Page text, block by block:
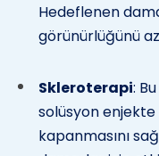
Hedeflenen
görünürlüğünü
Skleroterapi:
solüsyon
kapanmasını